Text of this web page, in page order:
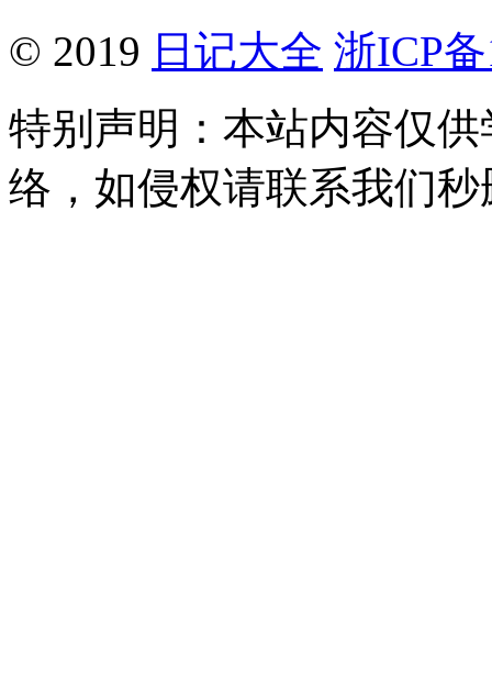
© 2019 日记大全 浙ICP
特别声明：本站内容仅
络，如侵权请联系我们秒